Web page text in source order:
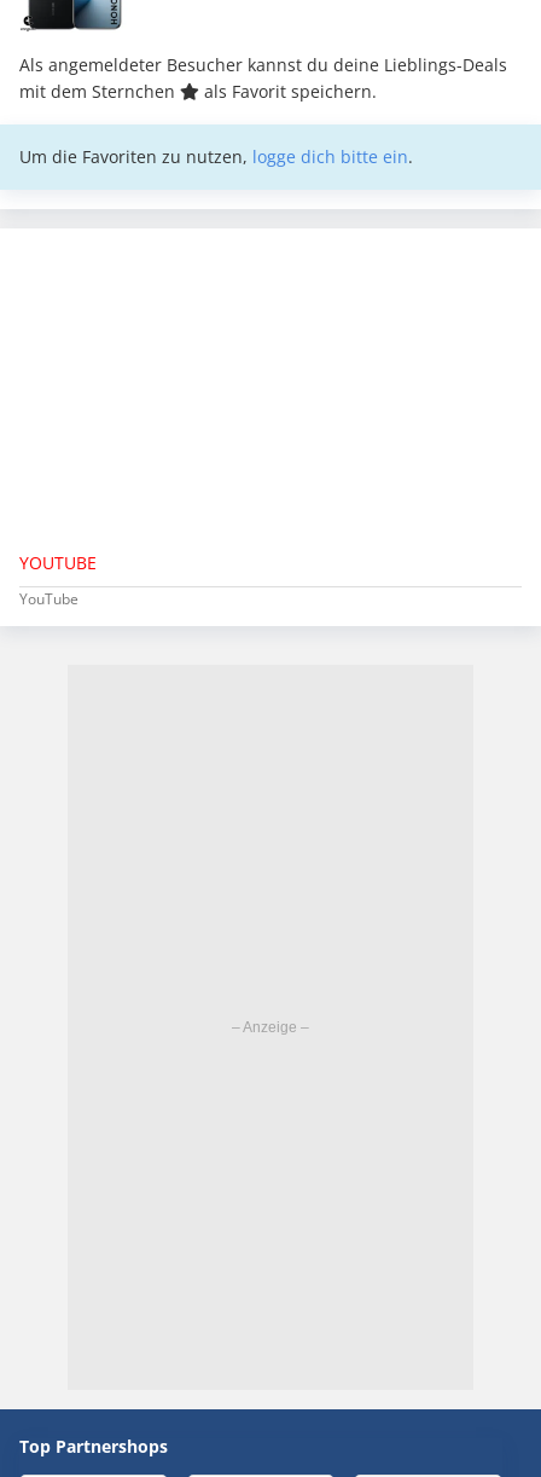
Als angemeldeter Besucher kannst du deine Lieblings-Deals
mit dem Sternchen
als Favorit speichern.
Um die Favoriten zu nutzen, logge dich bitte ein.
YOUTUBE
YouTube
Top Partnershops